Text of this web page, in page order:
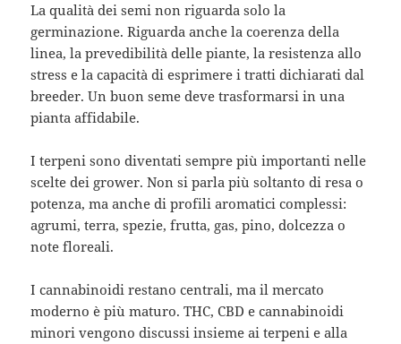
La qualità dei semi non riguarda solo la
germinazione. Riguarda anche la coerenza della
linea, la prevedibilità delle piante, la resistenza allo
stress e la capacità di esprimere i tratti dichiarati dal
breeder. Un buon seme deve trasformarsi in una
pianta affidabile.
I terpeni sono diventati sempre più importanti nelle
scelte dei grower. Non si parla più soltanto di resa o
potenza, ma anche di profili aromatici complessi:
agrumi, terra, spezie, frutta, gas, pino, dolcezza o
note floreali.
I cannabinoidi restano centrali, ma il mercato
moderno è più maturo. THC, CBD e cannabinoidi
minori vengono discussi insieme ai terpeni e alla